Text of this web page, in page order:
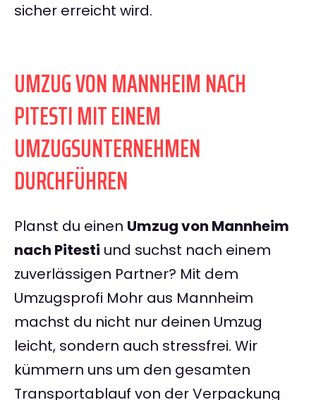
sicher erreicht wird.
UMZUG VON MANNHEIM NACH
PITESTI MIT EINEM
UMZUGSUNTERNEHMEN
DURCHFÜHREN
Planst du einen Umzug von Mannheim
nach Pitesti und suchst nach einem
zuverlässigen Partner? Mit dem
Umzugsprofi Mohr aus Mannheim
machst du nicht nur deinen Umzug
leicht, sondern auch stressfrei. Wir
kümmern uns um den gesamten
Transportablauf von der Verpackung